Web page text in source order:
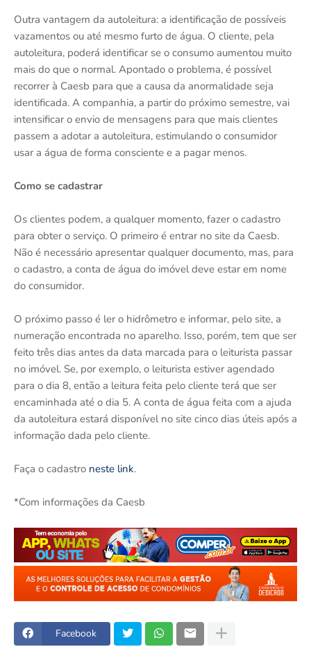
Outra vantagem da autoleitura: a identificação de possíveis
vazamentos ou até mesmo furto de água. O cliente, pela
autoleitura, poderá identificar se o consumo aumentou muito
mais do que o normal. Apontado o problema, é possível
recorrer à Caesb para que a causa da anormalidade seja
identificada. A companhia, a partir do próximo semestre, vai
intensificar o envio de mensagens para que mais clientes
passem a adotar a autoleitura, estimulando o consumidor
usar a água de forma consciente e a pagar menos.
Como se cadastrar
Os clientes podem, a qualquer momento, fazer o cadastro
para obter o serviço. O primeiro é entrar no site da Caesb.
Não é necessário apresentar qualquer documento, mas, para
o cadastro, a conta de água do imóvel deve estar em nome
do consumidor.
O próximo passo é ler o hidrômetro e informar, pelo site, a
numeração encontrada no aparelho. Isso, porém, tem que ser
feito três dias antes da data marcada para o leiturista passar
no imóvel. Se, por exemplo, o leiturista estiver agendado
para o dia 8, então a leitura feita pelo cliente terá que ser
encaminhada até o dia 5. A conta de água feita com a ajuda
da autoleitura estará disponível no site cinco dias úteis após a
informação dada pelo cliente.
Faça o cadastro neste link.
*Com informações da Caesb
Facebook